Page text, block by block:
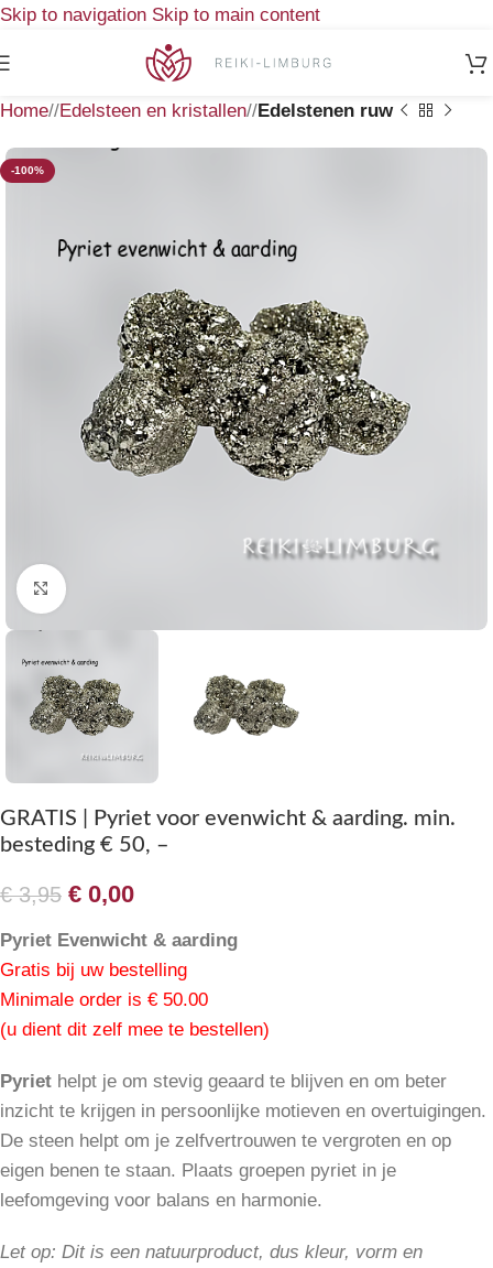
Skip to navigation Skip to main content
Home/ Edelsteen en kristallen/ Edelstenen ruw
-100%
Klik om te vergroten
GRATIS | Pyriet voor evenwicht & aarding. min.
besteding € 50, –
€3,95 € 0,00
Pyriet Evenwicht & aarding
Gratis bij uw bestelling
Minimale order is € 50.00
(u dient dit zelf mee te bestellen)
Pyriet helpt je om stevig geaard te blijven en om beter
inzicht te krijgen in persoonlijke motieven en overtuigingen.
De steen helpt om je zelfvertrouwen te vergroten en op
eigen benen te staan. Plaats groepen pyriet in je
leefomgeving voor balans en harmonie.
Let op: Dit is een natuurproduct, dus kleur, vorm en